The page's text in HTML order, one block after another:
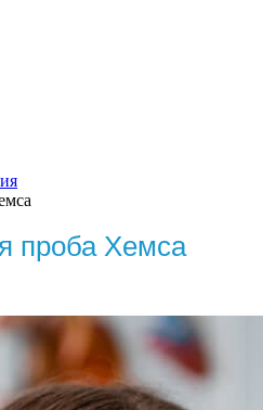
проба Хемса